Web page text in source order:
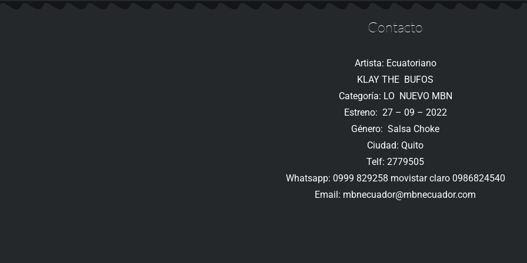
Contacto
Artista: Ecuatoriano
KLAY THE BUFOS
Categoría: LO NUEVO MBN
Estreno: 27 – 09 – 2022
Género: Salsa Choke
Ciudad: Quito
Telf: 2779505
Whatsapp: 0999 829258 movistar claro 0986824540
Email: mbnecuador@mbnecuador.com